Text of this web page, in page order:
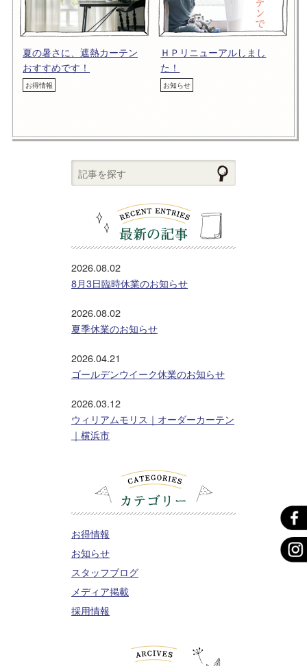
夏の暑さに、遮熱カーテン
おすすめです！
お得情報
ＨＰリニューアルしまし
た！
お知らせ
2026.08.02
8月3日臨時休業のお知らせ
2026.08.02
夏季休業のお知らせ
2026.04.21
ゴールデンウイーク休業のお知らせ
2026.03.12
ウィリアムモリス｜オーダーカーテン
｜横浜市
お得情報
お知らせ
スタッフブログ
メディア掲載
採用情報